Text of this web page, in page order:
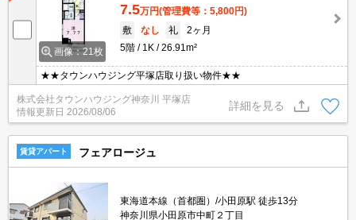
画像：21枚
7.5万円(管理費等：5,800円)
敷
なし 礼
2ヶ月
5階
1K 26.91m²
★★タウンハウジング平塚店取り扱い物件★★
株式会社タウンハウジング神奈川 平塚店
情報更新日 2026/08/06
詳細を見る
賃貸アパート フェアロージュ
東海道本線（首都圏）/小田原駅 徒歩13分
神奈川県小田原市中町２丁目